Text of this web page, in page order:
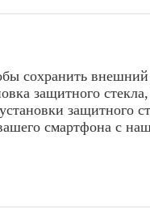
сохранить
защитного
защитного
смартфона с